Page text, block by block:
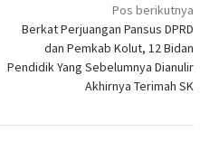
Pos berikutnya
Berkat Perjuangan Pansus DPRD
dan Pemkab Kolut, 12 Bidan
Pendidik Yang Sebelumnya Dianulir
Akhirnya Terimah SK